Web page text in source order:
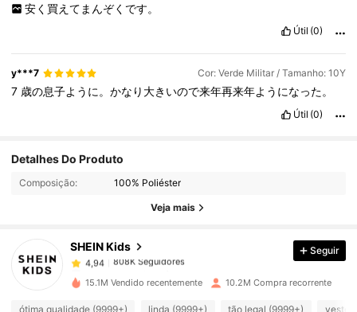
安く買えてまんぞくです。
Útil (0)
y***7 Cor: Verde Militar / Tamanho: 10Y
7 歳の息子ように。かなり大きいので来年再来年ようになった。
Útil (0)
Detalhes Do Produto
Composição: 100% Poliéster
Veja mais
SHEIN Kids
4,94
808K Seguidores
4,94
808K Seguidores
r***i
pago1 dia atrás
Seguir
15.1M Vendido recentemente 10.2M Compra recorrente
ótima qualidade (9999+) linda (9999+) tão legal (9999+) veste